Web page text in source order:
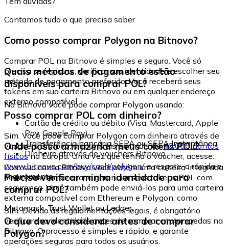
Contamos tudo o que precisa saber
Como posso comprar Polygon na Bitnovo?
Comprar POL na Bitnovo é simples e seguro. Você só
precisa se registrar, verificar sua identidade e escolher seu
método de pagamento preferido. Você receberá seus
tokens em sua carteira Bitnovo ou em qualquer endereço
externo compatível.
Quais métodos de pagamento estão
disponíveis para comprar POL?
Na Bitnovo você pode comprar Polygon usando:
Cartão de crédito ou débito (Visa, Mastercard, Apple
Pay, Google Pay)
Transferência bancária SEPA ou SEPA Instantânea
Dinheiro através de vouchers Bitnovo
Posso comprar POL com dinheiro?
Sim. Você pode comprar Polygon com dinheiro através de
vouchers Bitnovo, disponíveis em mais de40.000 pontos
físicosna Europa. Uma vez que tenha o voucher, acesse:
www.bitnovo.com/buy/cash/polygon/e resgate-o rápida e
seguramente.
Onde posso armazenar meus tokens POL?
Com sua conta Bitnovo você obtém uma carteira integrada
onde pode armazenar e gerenciar seus tokens POL com
segurança. Você também pode enviá-los para uma carteira
externa compatível com Ethereum e Polygon, como
Metamask, Trust Wallet ou Ledger.
Preciso verificar minha identidade para
comprar POL?
Sim. Devido às regulamentações legais, é obrigatório
verificar sua identidade antes de comprar criptomoedas na
Bitnovo. O processo é simples e rápido, e garante
operações seguras para todos os usuários.
O que devo considerar antes de comprar
Polygon?